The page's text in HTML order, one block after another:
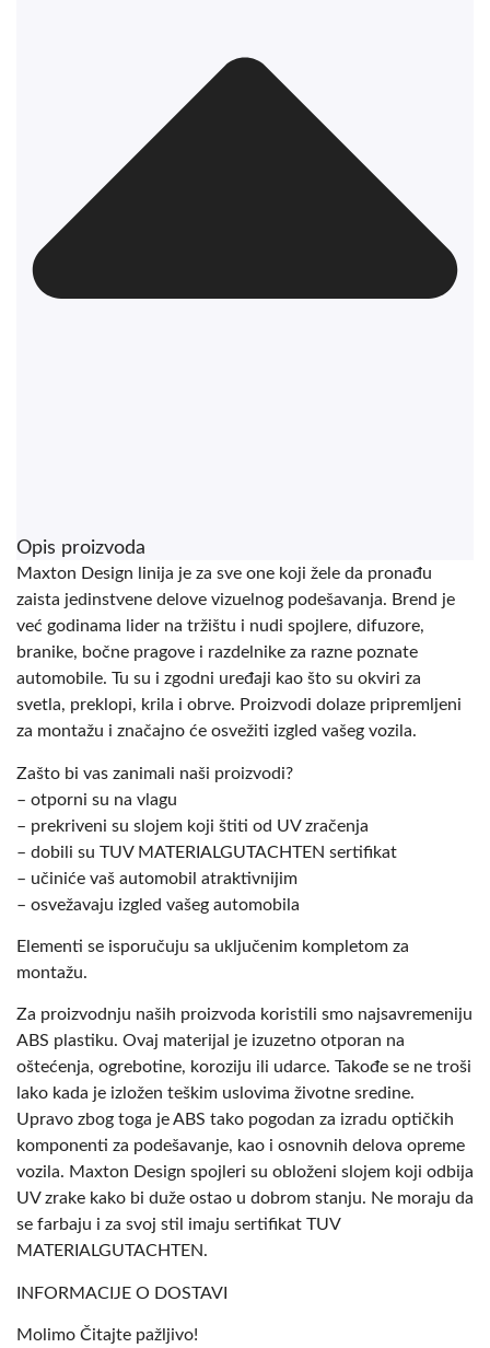
Opis proizvoda
Maxton Design linija je za sve one koji žele da pronađu
zaista jedinstvene delove vizuelnog podešavanja. Brend je
već godinama lider na tržištu i nudi spojlere, difuzore,
branike, bočne pragove i razdelnike za razne poznate
automobile. Tu su i zgodni uređaji kao što su okviri za
svetla, preklopi, krila i obrve. Proizvodi dolaze pripremljeni
za montažu i značajno će osvežiti izgled vašeg vozila.
Zašto bi vas zanimali naši proizvodi?
– otporni su na vlagu
– prekriveni su slojem koji štiti od UV zračenja
– dobili su TUV MATERIALGUTACHTEN sertifikat
– učiniće vaš automobil atraktivnijim
– osvežavaju izgled vašeg automobila
Elementi se isporučuju sa uključenim kompletom za
montažu.
Za proizvodnju naših proizvoda koristili smo najsavremeniju
ABS plastiku. Ovaj materijal je izuzetno otporan na
oštećenja, ogrebotine, koroziju ili udarce. Takođe se ne troši
lako kada je izložen teškim uslovima životne sredine.
Upravo zbog toga je ABS tako pogodan za izradu optičkih
komponenti za podešavanje, kao i osnovnih delova opreme
vozila. Maxton Design spojleri su obloženi slojem koji odbija
UV zrake kako bi duže ostao u dobrom stanju. Ne moraju da
se farbaju i za svoj stil imaju sertifikat TUV
MATERIALGUTACHTEN.
INFORMACIJE O DOSTAVI
Molimo Čitajte pažljivo!